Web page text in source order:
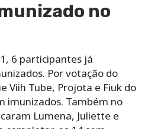
no
6 participantes já
Por votação do
Viih Tube, Projota e Fiuk do
imunizados. Também no
Lumena, Juliette e